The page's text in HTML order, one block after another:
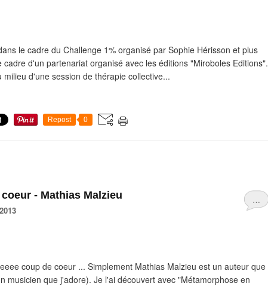
le cadre du Challenge 1% organisé par Sophie Hérisson et plus
d'un partenariat organisé avec les éditions "Miroboles Editions".
d'une session de thérapie collective...
Repost 0
…
- Mathias Malzieu
coup de coeur ... Simplement Mathias Malzieu est un auteur que
musicien que j'adore). Je l'ai découvert avec "Métamorphose en